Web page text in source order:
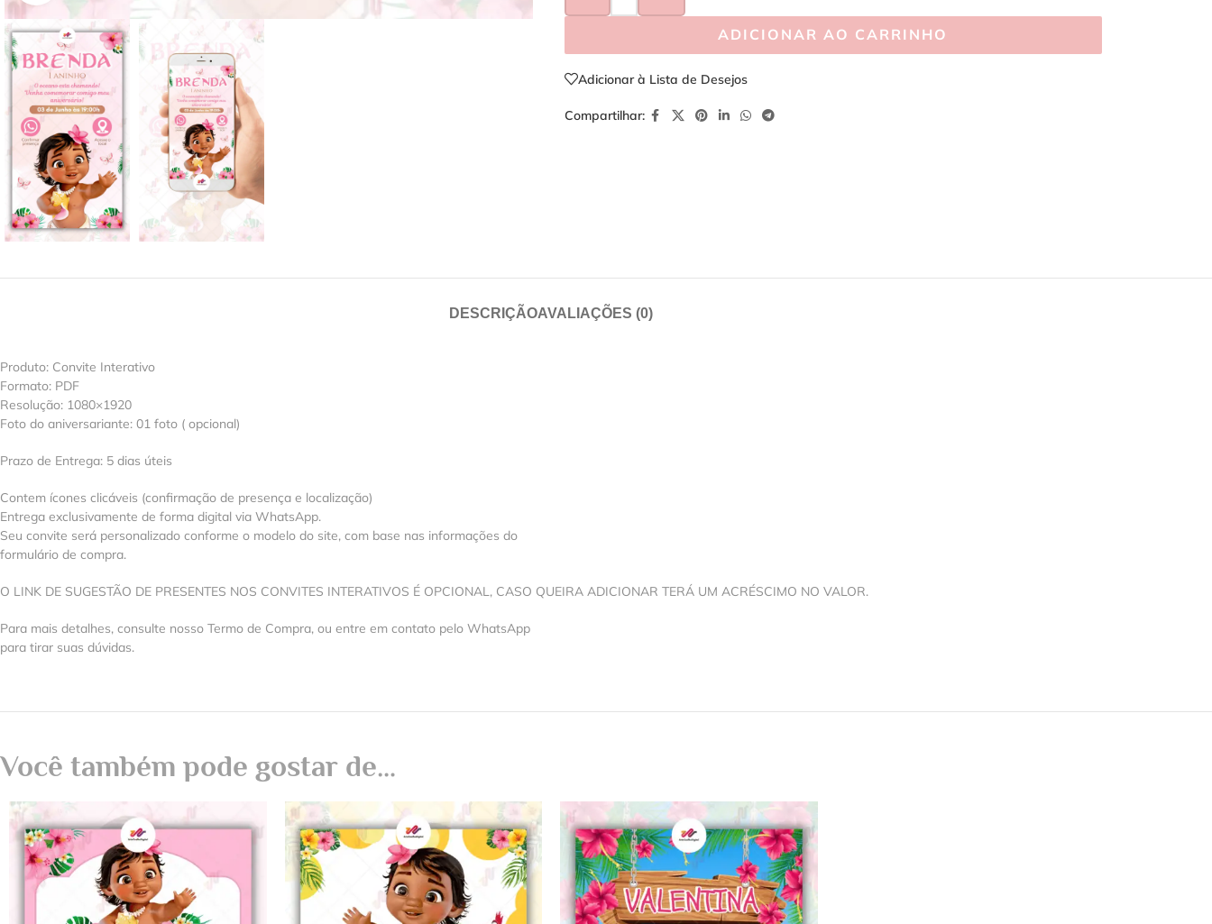
ADICIONAR AO CARRINHO
Adicionar à Lista de Desejos
Compartilhar:
DESCRIÇÃOAVALIAÇÕES (0)
Produto: Convite Interativo
Formato: PDF
Resolução: 1080×1920
Foto do aniversariante: 01 foto ( opcional)
Prazo de Entrega: 5 dias úteis
Contem ícones clicáveis (confirmação de presença e localização)
Entrega exclusivamente de forma digital via WhatsApp.
Seu convite será personalizado conforme o modelo do site, com base nas informações do
formulário de compra.
O LINK DE SUGESTÃO DE PRESENTES NOS CONVITES INTERATIVOS É OPCIONAL, CASO QUEIRA ADICIONAR TERÁ UM ACRÉSCIMO NO VALOR.
Para mais detalhes, consulte nosso Termo de Compra, ou entre em contato pelo WhatsApp
para tirar suas dúvidas.
Você também pode gostar de…